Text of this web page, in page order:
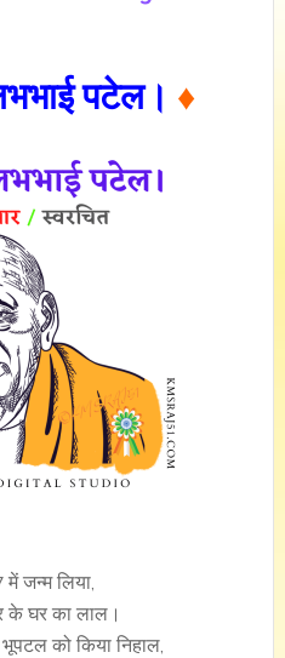
पटेल। ♦
जन्म लिया,
के घर का लाल।
को किया निहाल,